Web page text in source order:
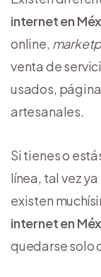
internet en
online,
venta de
usados,
artesanales.
Si tienes o
línea, tal vez
existen
internet en
quedarse solo